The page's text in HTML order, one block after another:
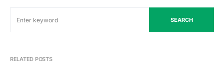
SEARCH
RELATED POSTS